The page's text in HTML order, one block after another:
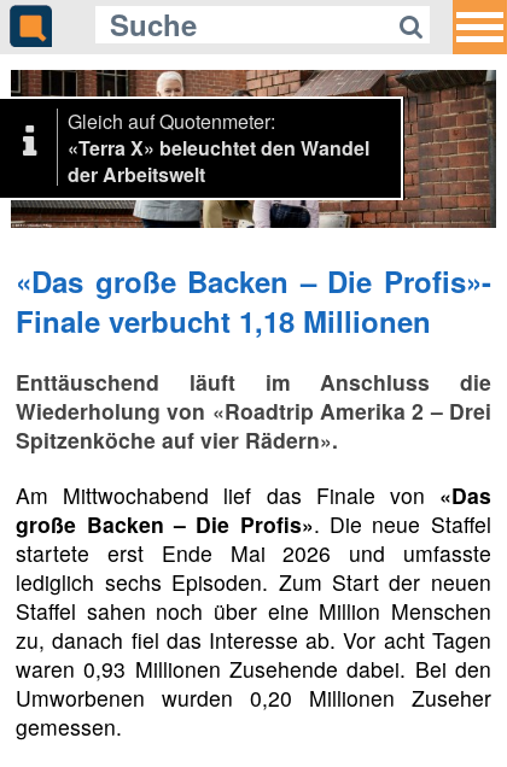
Gleich auf Quotenmeter:
«Terra X» beleuchtet den Wandel
der Arbeitswelt
«Das große Backen – Die Profis»-
Finale verbucht 1,18 Millionen
Enttäuschend läuft im Anschluss die
Wiederholung von «Roadtrip Amerika 2 – Drei
Spitzenköche auf vier Rädern».
Am Mittwochabend lief das Finale von «Das
große Backen – Die Profis». Die neue Staffel
startete erst Ende Mai 2026 und umfasste
lediglich sechs Episoden. Zum Start der neuen
Staffel sahen noch über eine Million Menschen
zu, danach fiel das Interesse ab. Vor acht Tagen
waren 0,93 Millionen Zusehende dabei. Bei den
Umworbenen wurden 0,20 Millionen Zuseher
gemessen.